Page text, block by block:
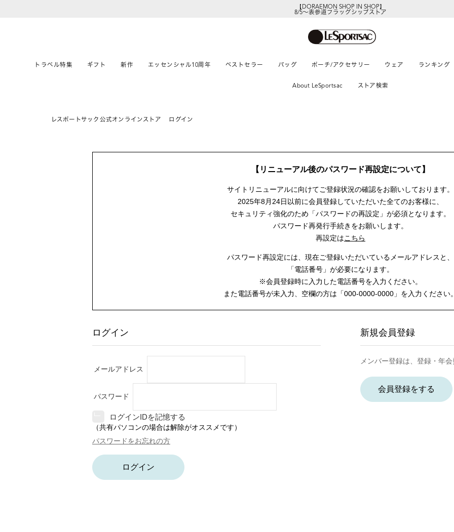
【DORAEMON SHOP IN SHOP】
8/5～表参道フラッグシップストア
トラベル特集 ギフト 新作 エッセンシャル10周年 ベストセラー バッグ ポーチ/アクセサリー ウェア ランキング
About LeSportsac ストア検索
レスポートサック公式オンラインストア ログイン
【リニューアル後のパスワード再設定について】
サイトリニューアルに向けてご登録状況の確認をお願いしております。
2025年8月24日以前に会員登録していただいた全てのお客様に、
セキュリティ強化のため「パスワードの再設定」が必須となります。
パスワード再発行手続きをお願いします。
再設定はこちら
パスワード再設定には、 現在ご登録いただいているメールアドレスと、
「電話番号」が必要になります。
※会員登録時に入力した電話番号を入力ください。
また電話番号が未入力、空欄の方は 「000-0000-0000」を入力ください。
ログイン
メールアドレス
パスワード
ログインIDを記憶する
（共有パソコンの場合は解除がオススメです）
パスワードをお忘れの方
ログイン
新規会員登録
メンバー登録は、登録・年会
会員登録をする